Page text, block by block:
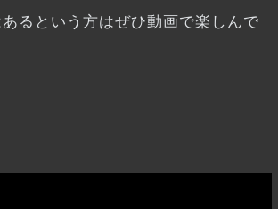
るという方はぜひ動画で楽しんで